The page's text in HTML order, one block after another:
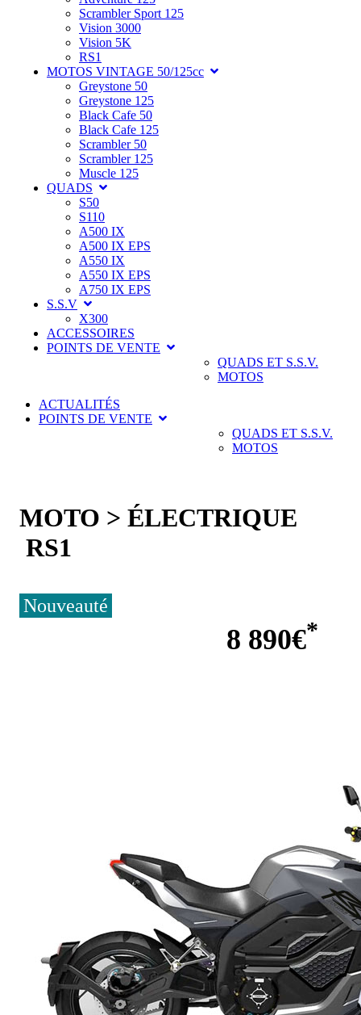
Scrambler Sport 125
Vision 3000
Vision 5K
RS1
MOTOS VINTAGE 50/125cc
Greystone 50
Greystone 125
Black Cafe 50
Black Cafe 125
Scrambler 50
Scrambler 125
Muscle 125
QUADS
S50
S110
A500 IX
A500 IX EPS
A550 IX
A550 IX EPS
A750 IX EPS
S.S.V
X300
ACCESSOIRES
POINTS DE VENTE
QUADS ET S.S.V.
MOTOS
ACTUALITÉS
POINTS DE VENTE
QUADS ET S.S.V.
MOTOS
MOTO > ÉLECTRIQUE
RS1
Nouveauté
8 890€*